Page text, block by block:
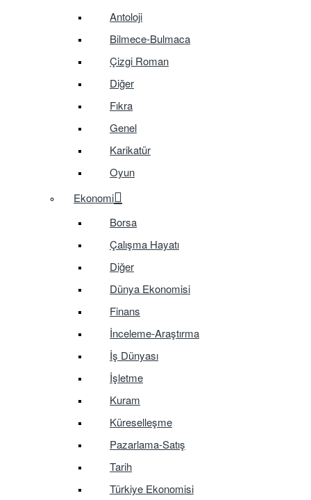
Antoloji
Bilmece-Bulmaca
Çizgi Roman
Diğer
Fıkra
Genel
Karikatür
Oyun
Ekonomi
Borsa
Çalışma Hayatı
Diğer
Dünya Ekonomisi
Finans
İnceleme-Araştırma
İş Dünyası
İşletme
Kuram
Küreselleşme
Pazarlama-Satış
Tarih
Türkiye Ekonomisi